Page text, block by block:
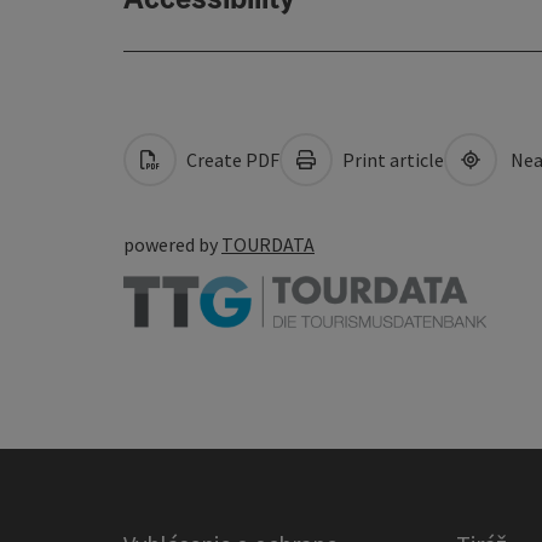
Create PDF Print article
powered by TOURDATA